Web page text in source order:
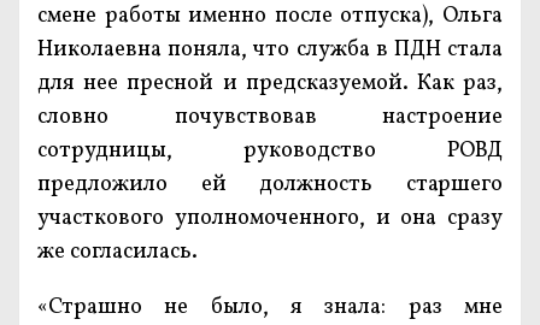
смене работы именно после отпуска), Ольга
Николаевна поняла, что служба в ПДН стала
для нее пресной и предсказуемой. Как раз,
словно почувствовав настроение
сотрудницы, руководство РОВД
предложило ей должность старшего
участкового уполномоченного, и она сразу
же согласилась.
«Страшно не было, я знала: раз мне